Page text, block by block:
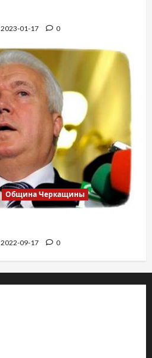
2023-01-17 0
Община Черкащины
2022-09-17 0